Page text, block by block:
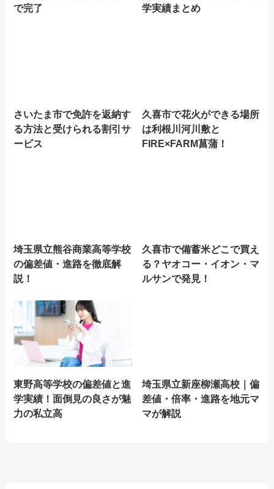
で完了
学実績まとめ
さいたま市で免許を返納す
る方法と受けられる割引サ
ービス
久喜市で花火ができる場所
は利根川河川敷と
FIRE×FARM菖蒲！
埼玉県立熊谷商業高等学校
の偏差値・進路を徹底解
説！
久喜市で備蓄米どこで買え
る？ヤオコー・イオン・マ
ルサンで発見！
東野高等学校の偏差値と進
学実績！面倒見の良さが魅
力の私立高
埼玉県立新座柳瀬高校｜偏
差値・倍率・進路を地元マ
マが解説